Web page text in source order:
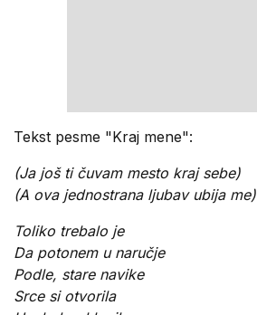
Tekst pesme "Kraj mene":
(Ja još ti čuvam mesto kraj sebe)
(A ova jednostrana ljubav ubija me)
Toliko trebalo je
Da potonem u naručje
Podle, stare navike
Srce si otvorila